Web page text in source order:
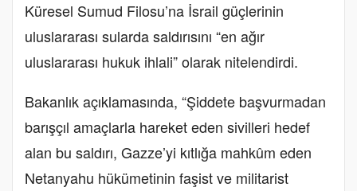
Küresel Sumud Filosu’na İsrail güçlerinin
uluslararası sularda saldırısını “en ağır
uluslararası hukuk ihlali” olarak nitelendirdi.
Bakanlık açıklamasında, “Şiddete başvurmadan
barışçıl amaçlarla hareket eden sivilleri hedef
alan bu saldırı, Gazze’yi kıtlığa mahkûm eden
Netanyahu hükümetinin faşist ve militarist